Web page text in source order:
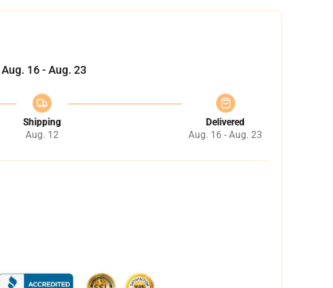
Aug. 16 - Aug. 23
Shipping
Aug. 12
Delivered
Aug. 16 - Aug. 23